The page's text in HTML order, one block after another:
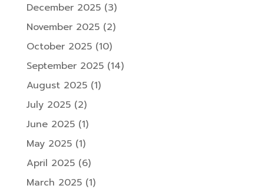
December 2025(3)
November 2025(2)
October 2025(10)
September 2025(14)
August 2025(1)
July 2025(2)
June 2025(1)
May 2025(1)
April 2025(6)
March 2025(1)